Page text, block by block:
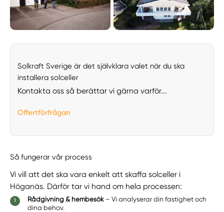
Solkraft Sverige är det självklara valet när du ska
installera solceller
Kontakta oss så berättar vi gärna varför...
Offertförfrågan
Så fungerar vår process
Vi vill att det ska vara enkelt att skaffa solceller i
Höganäs. Därför tar vi hand om hela processen:
Rådgivning & hembesök – Vi analyserar din fastighet och
dina behov.